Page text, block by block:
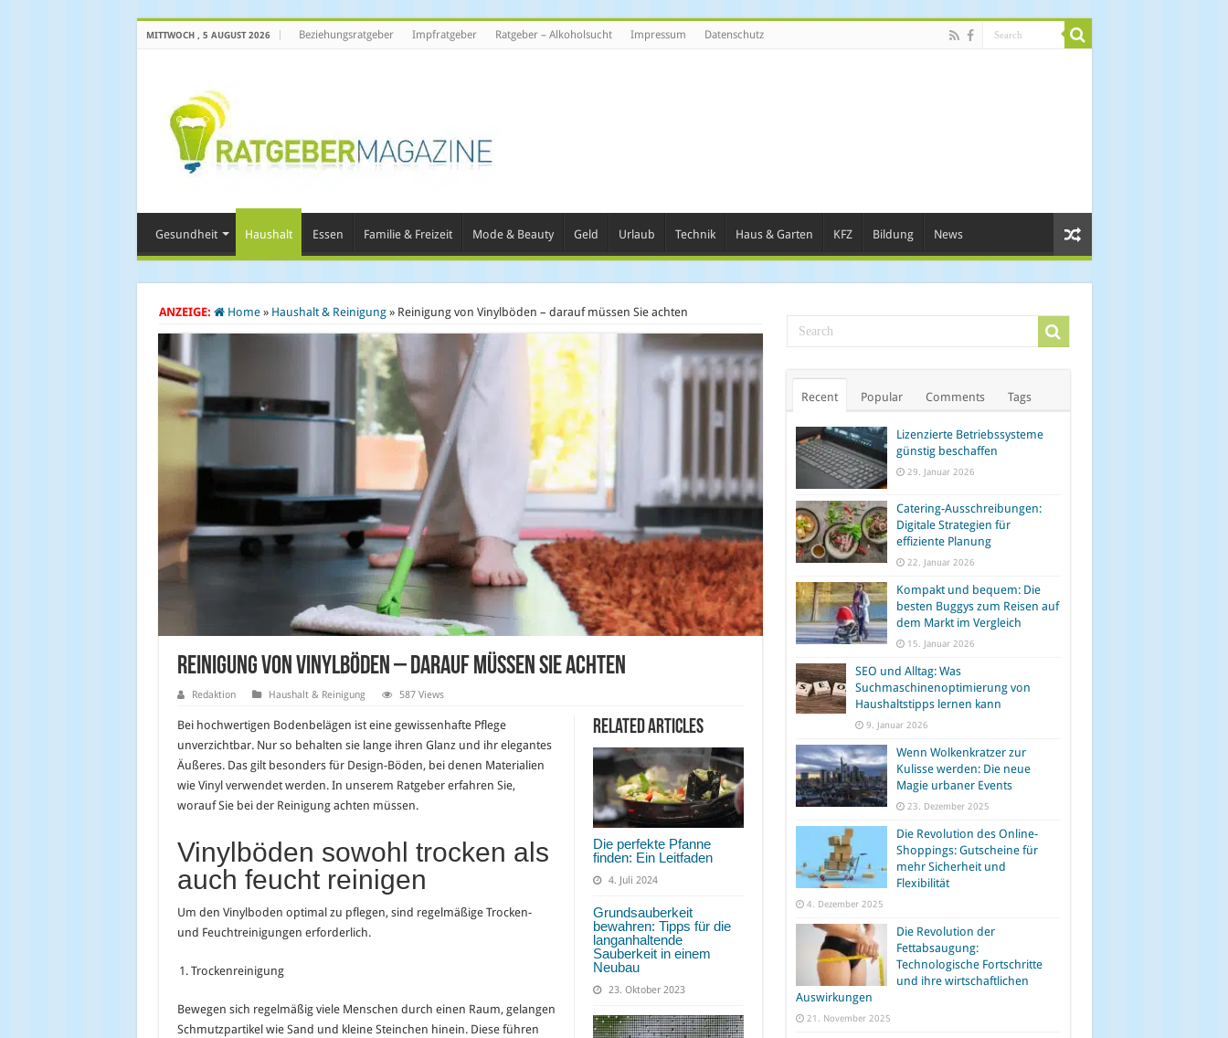
MITTWOCH , 5 AUGUST 2026 Beziehungsratgeber Impfratgeber Ratgeber – Alkoholsucht Impressum Datenschutz
Gesundheit Haushalt Essen Familie & Freizeit Mode & Beauty Geld Urlaub Technik Haus & Garten KFZ Bildung News
ANZEIGE: Home » Haushalt & Reinigung » Reinigung von Vinylböden – darauf müssen Sie achten
Reinigung von Vinylböden – darauf müssen Sie achten
Redaktion Haushalt & Reinigung 587 Views
Related Articles
Die perfekte Pfanne
finden: Ein Leitfaden
4. Juli 2024
Grundsauberkeit
bewahren: Tipps für die
langanhaltende
Sauberkeit in einem
Neubau
23. Oktober 2023
Bei hochwertigen Bodenbelägen ist eine gewissenhafte Pflege
unverzichtbar. Nur so behalten sie lange ihren Glanz und ihr elegantes
Äußeres. Das gilt besonders für Design-Böden, bei denen Materialien
wie Vinyl verwendet werden. In unserem Ratgeber erfahren Sie,
worauf Sie bei der Reinigung achten müssen.
Vinylböden sowohl trocken als
auch feucht reinigen
Um den Vinylboden optimal zu pflegen, sind regelmäßige Trocken-
und Feuchtreinigungen erforderlich.
Trockenreinigung
Bewegen sich regelmäßig viele Menschen durch einen Raum, gelangen
Schmutzpartikel wie Sand und kleine Steinchen hinein. Diese führen
Recent Popular Comments Tags
Lizenzierte Betriebssysteme
günstig beschaffen
29. Januar 2026
Catering-Ausschreibungen:
Digitale Strategien für
effiziente Planung
22. Januar 2026
Kompakt und bequem: Die
besten Buggys zum Reisen auf
dem Markt im Vergleich
15. Januar 2026
SEO und Alltag: Was
Suchmaschinenoptimierung von
Haushaltstipps lernen kann
9. Januar 2026
Wenn Wolkenkratzer zur
Kulisse werden: Die neue
Magie urbaner Events
23. Dezember 2025
Die Revolution des Online-
Shoppings: Gutscheine für
mehr Sicherheit und
Flexibilität
4. Dezember 2025
Die Revolution der
Fettabsaugung:
Technologische Fortschritte
und ihre wirtschaftlichen
Auswirkungen
21. November 2025